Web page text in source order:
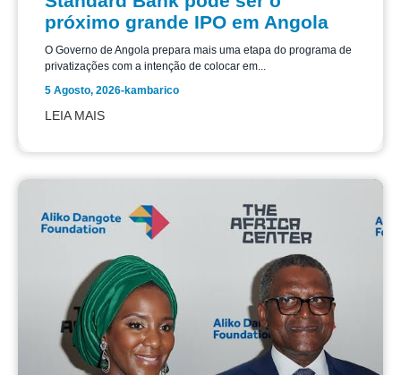
próximo grande IPO em Angola
O Governo de Angola prepara mais uma etapa do programa de
privatizações com a intenção de colocar em...
5 Agosto, 2026-kambarico
LEIA MAIS